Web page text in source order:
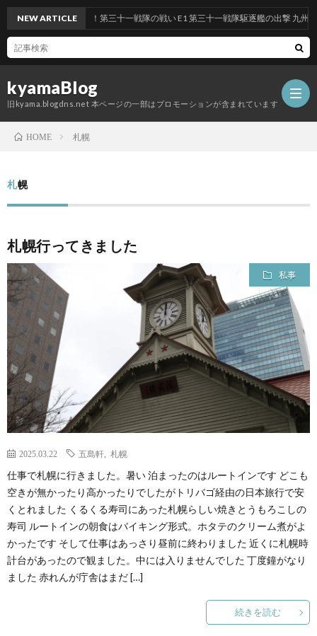
kyamaBlog
旧kyama.blogdns.net 本ページの一部はプロモーションが含まれています
NEW ARTICLE
作戦：反撃！第三十一戦隊の戦い E1 第三十一戦隊駆逐艦の出撃 九州沖/南西諸
HOME 札幌
札幌
札幌行ってきました
私事
2025.03.22 五島軒 札幌
仕事で札幌に行きました。暑い 泊まったのはルートインです どこも
空きが無かったり高かったりでしたがトリバゴ経由の日本旅行で安
くとれました くるくる寿司にあった札幌らしい焼きとうもろこしの
寿司 ルートインの朝食はバイキング形式。ホタテのクリーム煮がよ
かったです そして仕事はあっさり昼前に終わりました 近くに札幌時
計台があったので観ました。中には入りませんでした 丁度鐘がなり
ました 赤れんが庁舎はまだ […]
続きを読む